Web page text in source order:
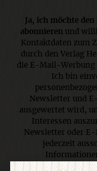
Ja, ich möchte
abonnierenund
Kontaktdaten zum
durch den Verlag
die E-Mail-Werbung
Ich bin
Newsletter und
ausgewertet wird,
Interessen
Newsletter oder
jederzeit